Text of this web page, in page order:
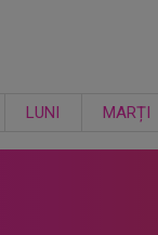
LUNI MARȚI